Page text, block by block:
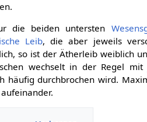
die beiden untersten
Leib, die aber jeweils
so ist der Ätherleib weiblich
wechselt in der Regel
häufig durchbrochen wird.